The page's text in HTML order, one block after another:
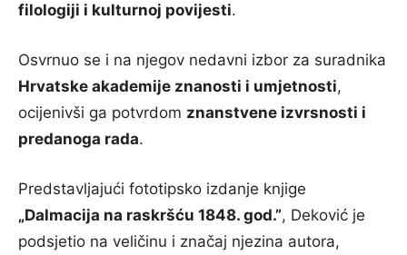
filologiji i kulturnoj povijesti.
Osvrnuo se i na njegov nedavni izbor za suradnika
Hrvatske akademije znanosti i umjetnosti,
ocijenivši ga potvrdom znanstvene izvrsnosti i
predanoga rada.
Predstavljajući fototipsko izdanje knjige
„Dalmacija na raskršću 1848. god.”, Deković je
podsjetio na veličinu i značaj njezina autora,